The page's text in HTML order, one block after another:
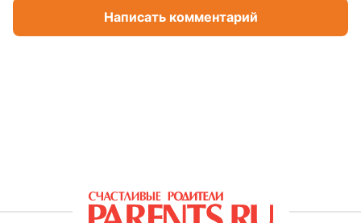
Написать комментарий